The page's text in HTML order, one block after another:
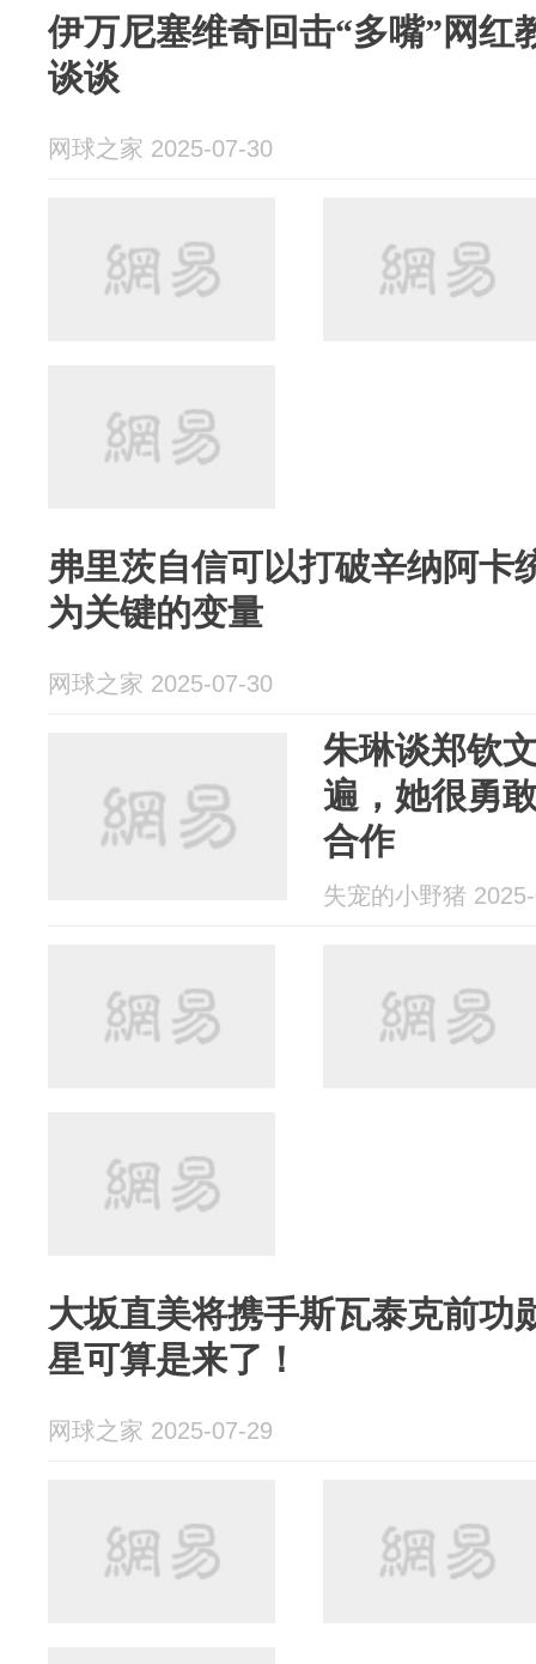
伊万尼塞维奇回击“多嘴”网红
谈谈
网球之家 2025-07-30
弗里茨自信可以打破辛纳阿卡
为关键的变量
网球之家 2025-07-30
朱琳谈郑钦
遍，她很勇
合作
失宠的小野猪
大坂直美将携手斯瓦泰克前功
星可算是来了！
网球之家 2025-07-29